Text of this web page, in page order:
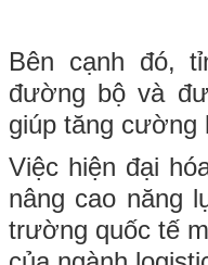
Bên cạnh đó,
đường bộ và
giúp tăng cường
Việc hiện đại
nâng cao năng
trường quốc tế